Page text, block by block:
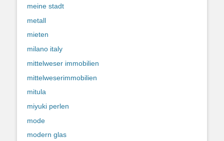
meine stadt
metall
mieten
milano italy
mittelweser immobilien
mittelweserimmobilien
mitula
miyuki perlen
mode
modern glas